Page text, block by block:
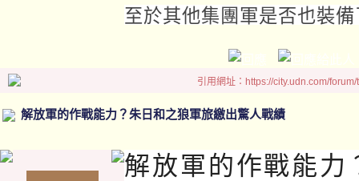
至於其他集團軍是否也裝
引用網址：https://city.udn.com/
解放軍的作戰能力？朱日和之狼軍旅繳出驚人戰績
解放軍的作戰能力